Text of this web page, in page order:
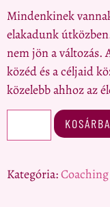
Mindenkinek
elakadunk
nem jön a változás.
közéd és a céljaid
közelebb ahhoz az
Kategória:Coaching